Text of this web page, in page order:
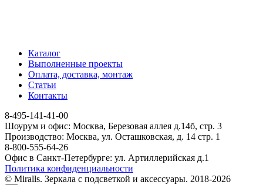
Каталог
Выполненные проекты
Оплата, доставка, монтаж
Статьи
Контакты
8-495-141-41-00
Шоурум и офис: Москва, Березовая аллея д.14б, стр. 3
Производство: Москва, ул. Осташковская, д. 14 стр. 1
8-800-555-64-26
Офис в Санкт-Петербурге: ул. Артиллерийская д.1
Политика конфиденциальности
© Miralls. Зеркала с подсветкой и аксессуары. 2018-2026